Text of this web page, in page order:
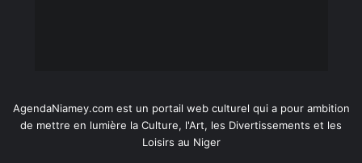
AgendaNiamey.com est un portail web culturel qui a pour ambition
de mettre en lumière la Culture, l'Art, les Divertissements et les
Loisirs au Niger